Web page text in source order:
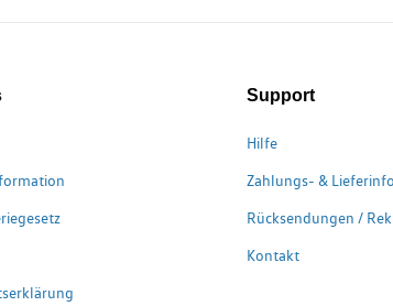
Support
Hilfe
Zahlungs- &
Rücksendungen /
Kontakt